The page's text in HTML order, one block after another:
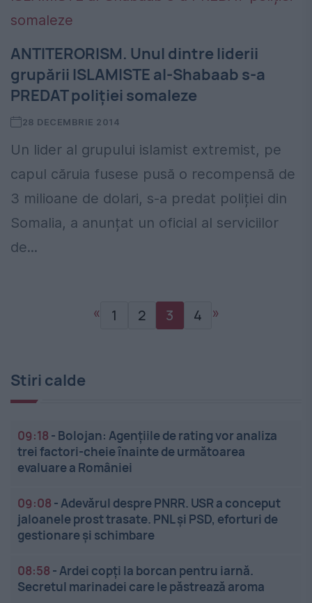
ANTITERORISM. Unul dintre liderii
grupării ISLAMISTE al-Shabaab s-a
PREDAT poliției somaleze
28 DECEMBRIE 2014
Un lider al grupului islamist extremist, pe
capul căruia fusese pusă o recompensă de
3 milioane de dolari, s-a predat poliției din
Somalia, a anunțat un oficial al serviciilor
de...
« 1 2 3 4 »
Stiri calde
09:18 - Bolojan: Agențiile de rating vor analiza
trei factori-cheie înainte de următoarea
evaluare a României
09:08 -Adevărul despre PNRR. USR a conceput
jaloanele prost trasate. PNL și PSD, eforturi de
gestionare și schimbare
08:58 -Ardei copți la borcan pentru iarnă.
Secretul marinadei care le păstrează aroma